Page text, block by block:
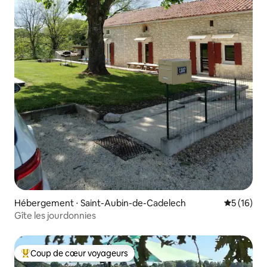
Hébergement ⋅ Saint-Aubin-de-Cadelech
5 (16)
Gîte les jourdonnies
Coups de cœur voyageurs les plus appréciés
Coup de cœur voyageurs